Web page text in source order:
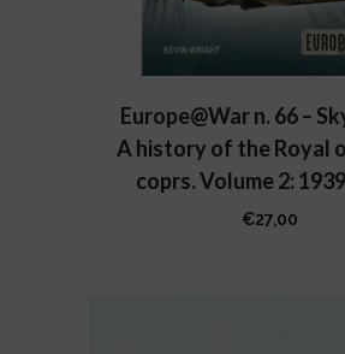
Europe@War n. 66 –
A history of the Royal
coprs. Volume 2:
€27,00